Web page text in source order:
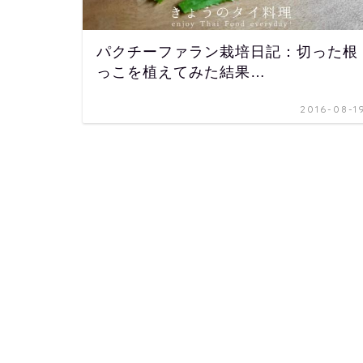
パクチーファラン栽培日記：切った根
っこを植えてみた結果…
2016-08-